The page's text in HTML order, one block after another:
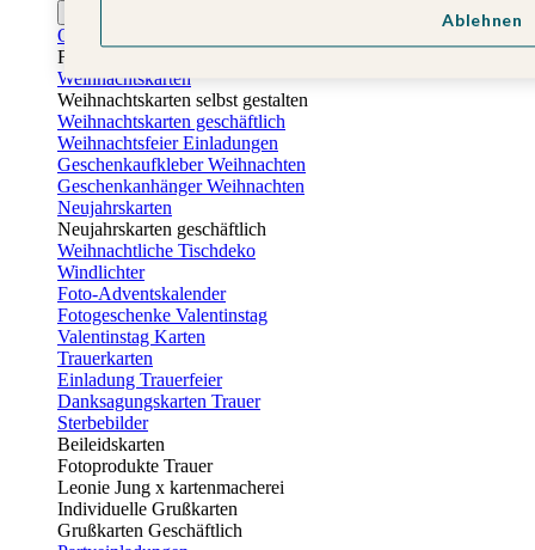
Osterkarten
Fotogeschenke zu Ostern
Weihnachtskarten
Weihnachtskarten selbst gestalten
Weihnachtskarten geschäftlich
Weihnachtsfeier Einladungen
Geschenkaufkleber Weihnachten
Geschenkanhänger Weihnachten
Neujahrskarten
Neujahrskarten geschäftlich
Weihnachtliche Tischdeko
Windlichter
Foto-Adventskalender
Fotogeschenke Valentinstag
Valentinstag Karten
Trauerkarten
Einladung Trauerfeier
Danksagungskarten Trauer
Sterbebilder
Beileidskarten
Fotoprodukte Trauer
Leonie Jung x kartenmacherei
Individuelle Grußkarten
Grußkarten Geschäftlich
Ablehnen